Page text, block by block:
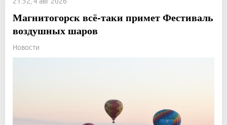
Магнитогорск всё-таки примет Фестиваль
воздушных шаров
Новости